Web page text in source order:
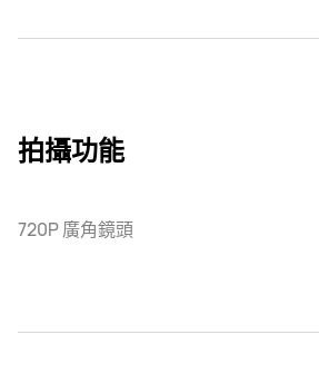
拍攝功能
720P 廣角鏡頭